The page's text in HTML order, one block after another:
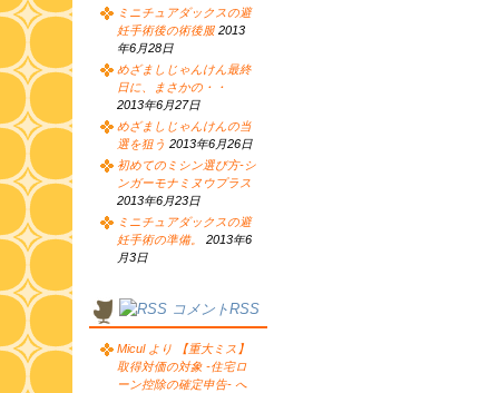
ミニチュアダックスの避
妊手術後の術後服 2013
年6月28日
めざましじゃんけん最終
日に、まさかの・・
2013年6月27日
めざましじゃんけんの当
選を狙う 2013年6月26日
初めてのミシン選び方-シ
ンガーモナミヌウプラス
2013年6月23日
ミニチュアダックスの避
妊手術の準備。
2013年6
月3日
コメントRSS
Micul より 【重大ミス】
取得対価の対象 -住宅ロ
ーン控除の確定申告- へ